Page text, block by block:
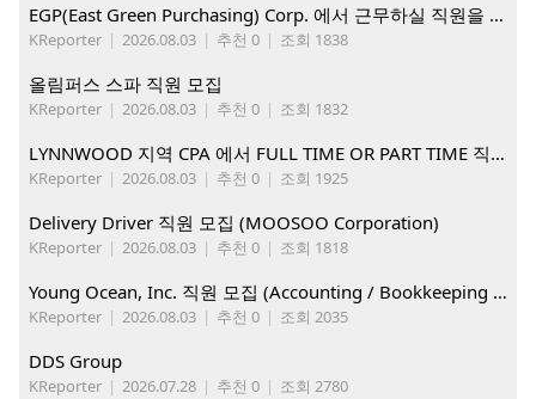
EGP(East Green Purchasing) Corp. 에서 근무하실 직원을 아래와 같이 모집합니다.
KReporter | 2026.08.03 | 추천 0 | 조회 1838
올림퍼스 스파 직원 모집
KReporter | 2026.08.03 | 추천 0 | 조회 1832
LYNNWOOD 지역 CPA 에서 FULL TIME OR PART TIME 직원을 찾습니다
KReporter | 2026.08.03 | 추천 0 | 조회 1925
Delivery Driver 직원 모집 (MOOSOO Corporation)
KReporter | 2026.08.03 | 추천 0 | 조회 1818
Young Ocean, Inc. 직원 모집 (Accounting / Bookkeeping 분야)
KReporter | 2026.08.03 | 추천 0 | 조회 2035
DDS Group
KReporter | 2026.07.28 | 추천 0 | 조회 2780